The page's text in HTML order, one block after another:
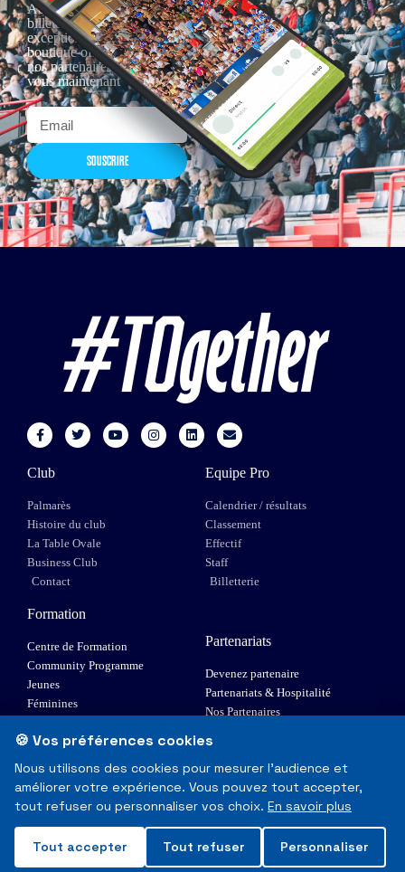
Actualités, nouveautés,
billetterie, remises
exceptionnelles dans la
boutique officielles & chez
nos partenaires… Inscrivez-
vous maintenant
SOUSCRIRE
Club
Palmarès
Histoire du club
La Table Ovale
Business Club
Contact
Equipe Pro
Calendrier / résultats
Classement
Effectif
Staff
Billetterie
Formation
Centre de Formation
Community Programme
Jeunes
Féminines
Elite 1
Partenariats
Devenez partenaire
Partenariats & Hospitalité
Nos Partenaires
© Toulouse Olympique XIII - Tous droits réservés
Mentions Légales & RGPD
Made with❤in Toulouse
🍪 Vos préférences cookies
Nous utilisons des cookies pour mesurer l'audience et
améliorer votre expérience. Vous pouvez tout accepter,
tout refuser ou personnaliser vos choix. En savoir plus
Tout accepter Tout refuser Personnaliser